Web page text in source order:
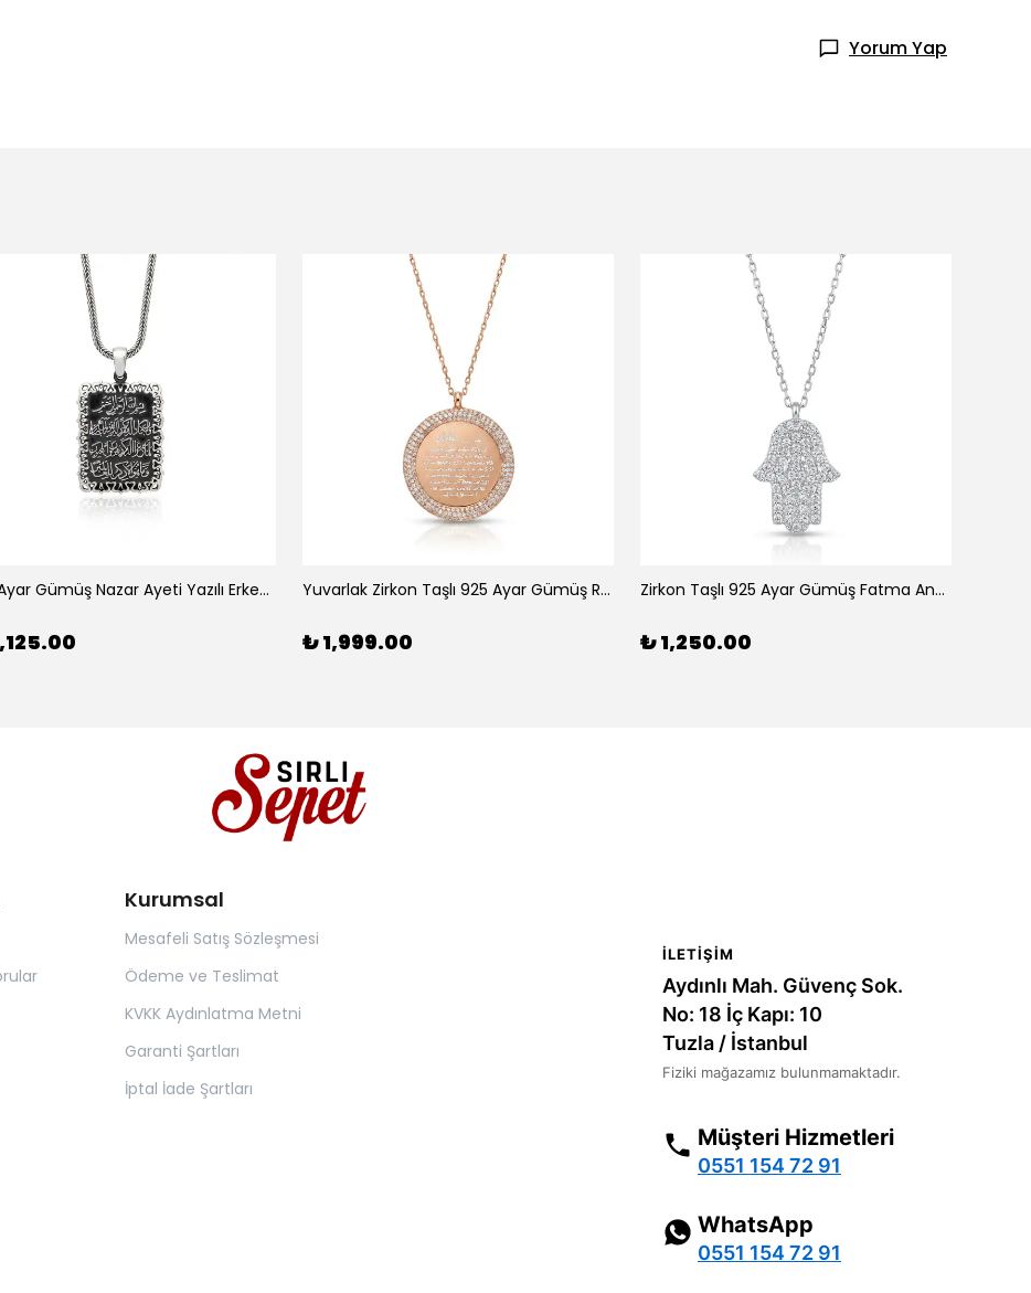
Yorum Yap
925 Ayar Gümüş Nazar Ayeti Yazılı Erkek Cevşen Kolye Yuvarlak Zirkon Taşlı 925 Ayar Gümüş Rose Ayetel Kürsi Kadın Kolye
₺ 1,999.00
Zirkon Taşlı 925 Ayar Gümüş Fatma Ana Eli Kadın Kolye
₺ 1,250.00
Kurumsal
Mesafeli Satış Sözleşmesi
Ödeme ve Teslimat
KVKK Aydınlatma Metni
Garanti Şartları
İptal İade Şartları
İLETIŞIM
Aydınlı Mah. Güvenç Sok.
No: 18 İç Kapı: 10
Tuzla / İstanbul
Fiziki mağazamız bulunmamaktadır.
Müşteri Hizmetleri
0551 154 72 91
WhatsApp
0551 154 72 91